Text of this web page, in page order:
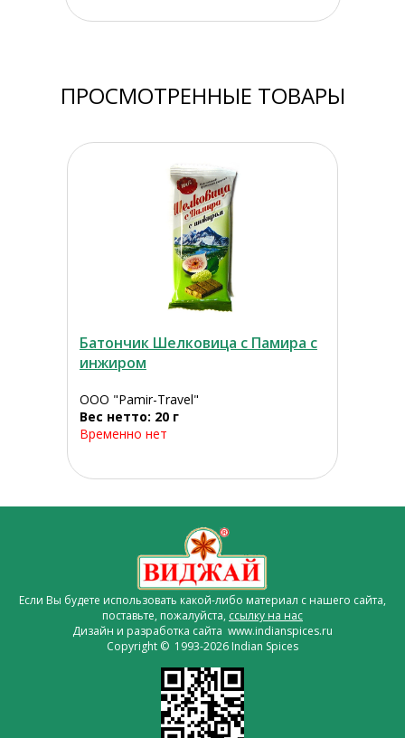
ПРОСМОТРЕННЫЕ ТОВАРЫ
Батончик Шелковица с Памира с
инжиром
ООО "Pamir-Travel"
Вес нетто: 20 г
Временно нет
Если Вы будете использовать какой-либо материал с нашего сайта,
поставьте, пожалуйста, ссылку на нас
Дизайн и разработка сайта www.indianspices.ru
Copyright © 1993-2026 Indian Spices